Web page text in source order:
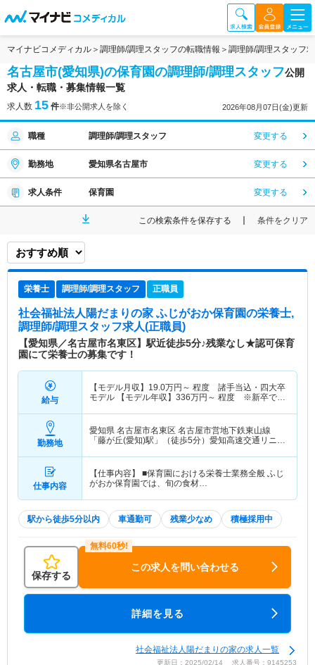
マイナビコメディカル 調理師/調理スタッフの転職情報 調理師/調理スタッフ
名古屋市(愛知県)の保育園の調理師/調理スタッフ公開
求人・転職・募集情報一覧
求人数 15 件※非公開求人を除く 2026年08月07日(金)更新
職種 調理師/調理スタッフ 変更する
勤務地 愛知県名古屋市 変更する
求人条件 保育園 変更する
この検索条件を保存する 条件をクリア
栄養士 調理師/調理スタッフ 正職員
社会福祉法人陽だまりの家 ふじがおか保育園の栄養士,
調理師/調理スタッフ求人(正職員)
【愛知県／名古屋市名東区】駅近徒歩5分♪残業なし★認可保育
園にて栄養士の募集です！
給与
【モデル月収】 19.0万円～ 程度 諸手当込・四大卒
モデル 【モデル年収】 336万円～ 程度 ※新卒で入
勤務地
愛知県 名古屋市名東区 名古屋市営地下鉄東山線
「藤が丘(愛知)駅」（徒歩5分）愛知高速交通リニモ
仕事内容
【仕事内容】 ■保育園における栄養士業務全般 ふじ
がおか保育園では、旬の食材…
駅から徒歩5分以内 車通勤可 残業少なめ 積極採用中
保存する
この求人を問い合わせる
詳細を見る
社会福祉法人陽だまりの家の求人一覧
更新日：2025/02/14 求人番号：9145253